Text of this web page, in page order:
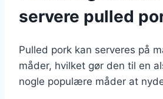
servere pulled
Pulled pork kan serveres på
måder, hvilket gør den til en
nogle populære måder at